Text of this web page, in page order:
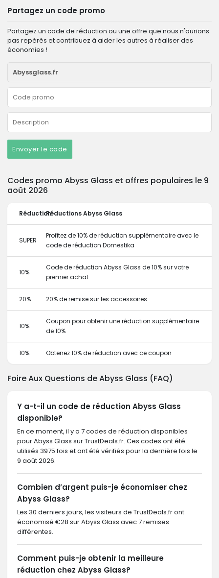
Partagez un code promo
Partagez un code de réduction ou une offre que nous n'aurions
pas repérés et contribuez à aider les autres à réaliser des
économies !
Envoyer le code
Codes promo Abyss Glass et offres populaires le 9
août 2026
RéductionRéductions Abyss Glass
SUPER
Profitez de 10% de réduction supplémentaire avec le
code de réduction Domestika
10%
Code de réduction Abyss Glass de 10% sur votre
premier achat
20% 20% de remise sur les accessoires
10%
Coupon pour obtenir une réduction supplémentaire
de 10%
10% Obtenez 10% de réduction avec ce coupon
Foire Aux Questions de Abyss Glass (FAQ)
Y a-t-il un code de réduction Abyss Glass
disponible?
En ce moment, il y a 7 codes de réduction disponibles
pour Abyss Glass sur TrustDeals.fr. Ces codes ont été
utilisés 3975 fois et ont été vérifiés pour la dernière fois le
9 août 2026.
Combien d’argent puis-je économiser chez
Abyss Glass?
Les 30 derniers jours, les visiteurs de TrustDeals.fr ont
économisé €28 sur Abyss Glass avec 7 remises
différentes.
Comment puis-je obtenir la meilleure
réduction chez Abyss Glass?